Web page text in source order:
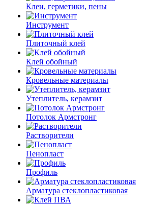
Клеи, герметики, пены
Инструмент
Плиточный клей
Клей обойный
Кровельные материалы
Утеплитель, керамзит
Потолок Армстронг
Растворители
Пенопласт
Профиль
Арматура стеклопластиковая